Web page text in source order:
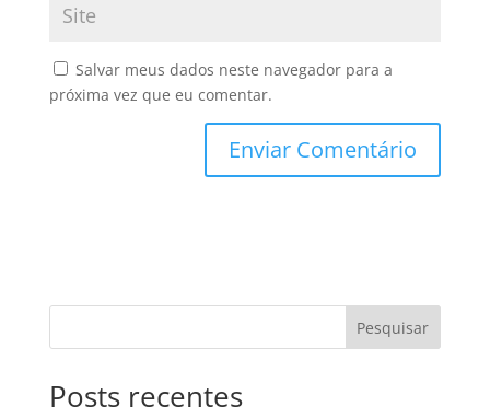
Salvar meus dados neste navegador para a
próxima vez que eu comentar.
Pesquisar
Posts recentes